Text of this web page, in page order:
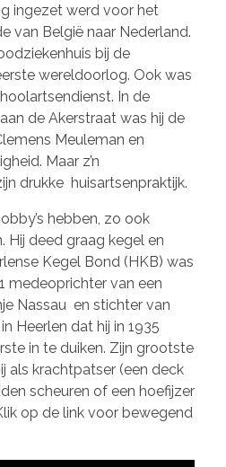
ingezet werd voor het
van België naar Nederland.
bij de
wereldoorlog. Ook was
In de
de Akerstraat was hij de
Meuleman en
Maar z’n
drukke huisartsenpraktijk.
hebben, zo ook
Hij deed graag kegel en
Kegel Bond (HKB) was
medeoprichter van een
Nassau en stichter van
Heerlen dat hij in 1935
in te duiken. Zijn grootste
als krachtpatser (een deck
scheuren of een hoefijzer
op de link voor bewegend